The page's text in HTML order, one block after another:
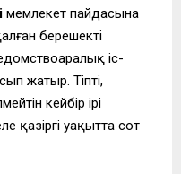
мемлекет пайдасына
берешекті
іс-
жатыр. Тіпті,
кейбір ірі
қазіргі уақытта сот